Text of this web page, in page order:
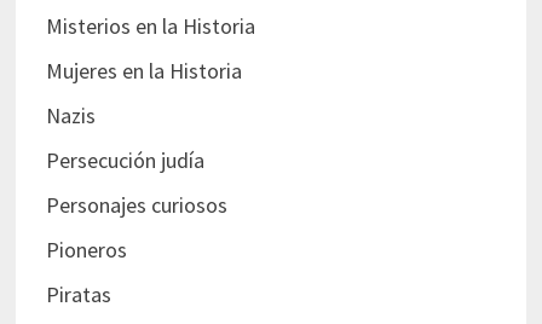
Misterios en la Historia
Mujeres en la Historia
Nazis
Persecución judía
Personajes curiosos
Pioneros
Piratas